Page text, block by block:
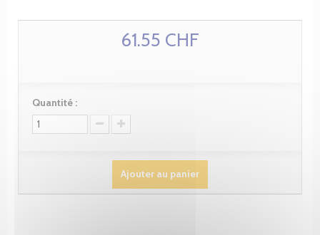
61.55 CHF
Quantité :
Ajouter au panier